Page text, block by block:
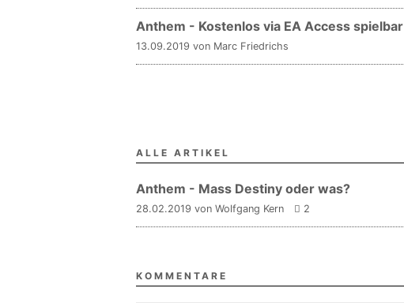
Anthem - Kostenlos via EA Access spielbar
13.09.2019 von Marc Friedrichs
ALLE ARTIKEL
Anthem - Mass Destiny oder was?
28.02.2019 von Wolfgang Kern 2
KOMMENTARE